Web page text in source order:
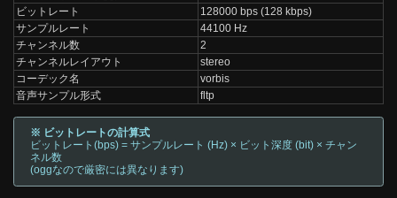
ビットレート
128000 bps (128 kbps)
サンプルレート
44100 Hz
チャンネル数
2
チャンネルレイアウト
stereo
コーデック名
vorbis
音声サンプル形式
fltp
※ ビットレートの計算式
ビットレート(bps) = サンプルレート (Hz) × ビット深度 (bit) × チャン
ネル数
(oggなので厳密には異なります)